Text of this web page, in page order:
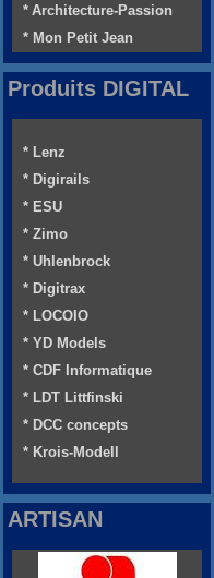
* Architecture-Passion
* Mon Petit Jean
Produits DIGITAL
* Lenz
* Digirails
* ESU
* Zimo
* Uhlenbrock
* Digitrax
* LOCOIO
* YD Models
* CDF Informatique
* LDT Littfinski
* DCC concepts
* Krois-Modell
ARTISAN